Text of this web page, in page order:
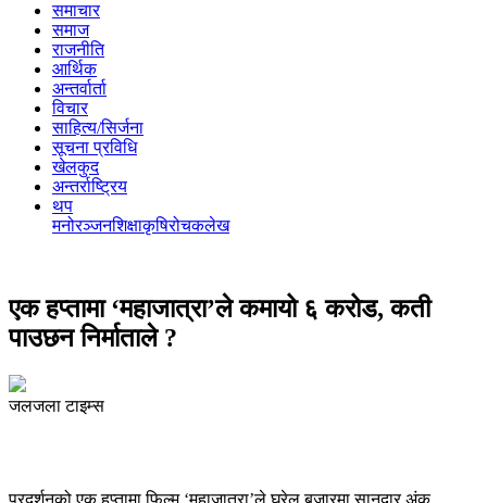
समाचार
समाज
राजनीति
आर्थिक
अन्तर्वार्ता
विचार
साहित्य/सिर्जना
सूचना प्रविधि
खेलकुद
अन्तर्राष्ट्रिय
थप
मनोरञ्‍जनशिक्षाकृषिरोचकलेख
एक हप्तामा ‘महाजात्रा’ले कमायो ६ करोड, कती
पाउछन निर्माताले ?
जलजला टाइम्स
प्रदर्शनको एक हप्तामा फिल्म ‘महाजात्रा’ले घरेलू बजारमा सानदार अंक